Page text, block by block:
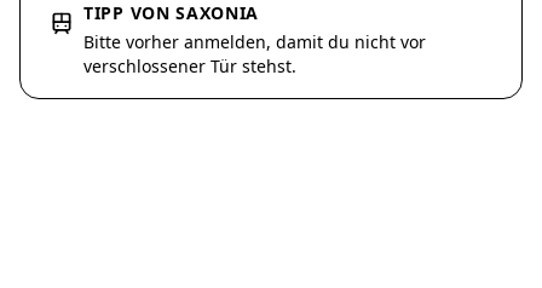
TIPP VON SAXONIA
Bitte vorher anmelden, damit du nicht vor
verschlossener Tür stehst.